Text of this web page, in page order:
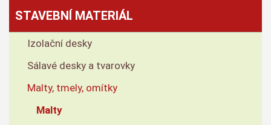
STAVEBNÍ MATERIÁL
Izolační desky
Sálavé desky a tvarovky
Malty, tmely, omítky
Malty